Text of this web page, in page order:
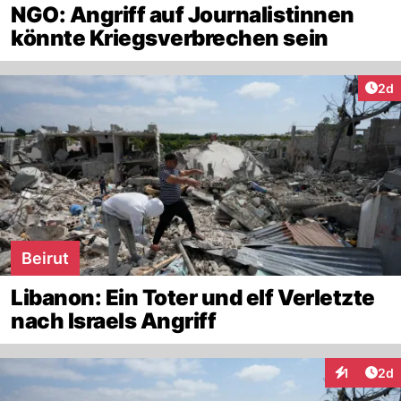
NGO: Angriff auf Journalistinnen
könnte Kriegsverbrechen sein
2d
Beirut
Libanon: Ein Toter und elf Verletzte
nach Israels Angriff
1 2d